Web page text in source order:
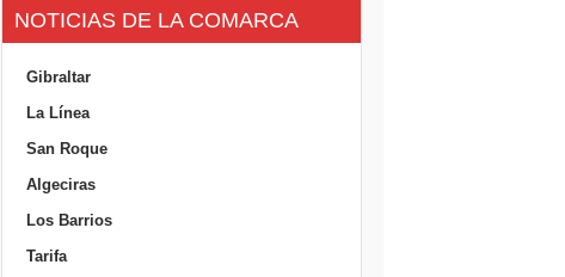
NOTICIAS DE LA COMARCA
Gibraltar
La Línea
San Roque
Algeciras
Los Barrios
Tarifa